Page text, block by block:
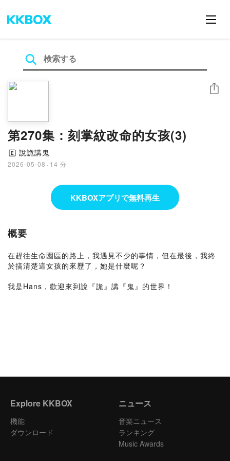
第270集：刻掌紋改命的女孩(3)
🄴 說詭講鬼
2026-05-08 · 14 分
シェア
KKBOXアプリで無料再生
概要
在趕往生命園區的路上，我遇見不少的事情，但在最後，我終
於搞清楚這女孩的來歷了，她是什麼呢？
我是Hans，歡迎來到說『詭』講『鬼』的世界！
Explore KKBOX
機能
ダウンロード
ニュース
音楽ニュース
ランキング
Music Awards